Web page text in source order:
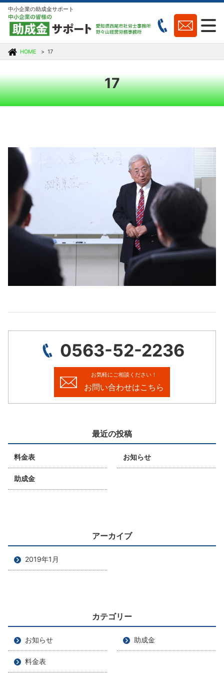
中小企業の助成金サポート
HOME 17
17
0563-52-2236
お気軽にご相談ください！
お問い合わせはこちら
最近の投稿
料金表 お知らせ
助成金
アーカイブ
2019年1月
カテゴリー
お知らせ 助成金
料金表